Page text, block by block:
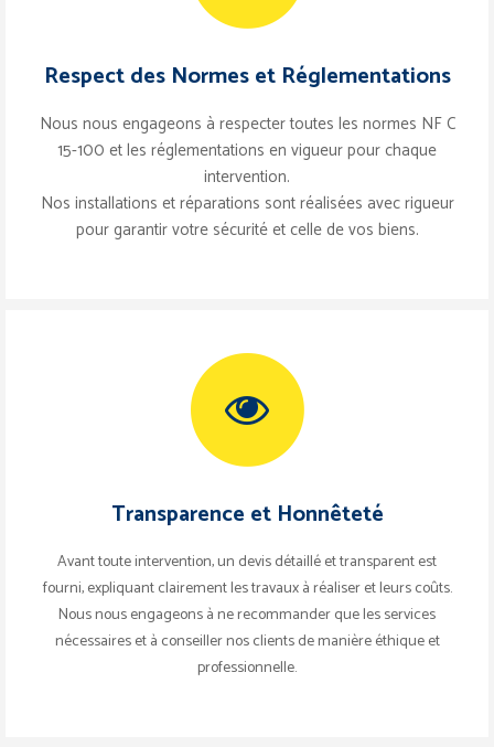
Respect des Normes et Réglementations
Nous nous engageons à respecter toutes les normes NF C
15-100 et les réglementations en vigueur pour chaque
intervention.
Nos installations et réparations sont réalisées avec rigueur
pour garantir votre sécurité et celle de vos biens.
Transparence et Honnêteté
Avant toute intervention, un devis détaillé et transparent est
fourni, expliquant clairement les travaux à réaliser et leurs coûts.
Nous nous engageons à ne recommander que les services
nécessaires et à conseiller nos clients de manière éthique et
professionnelle.